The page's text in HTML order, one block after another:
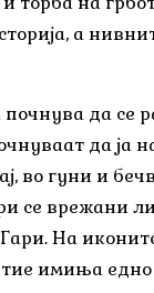
а
да се
да ја
во гуни и
се врежани
На
имиња едно